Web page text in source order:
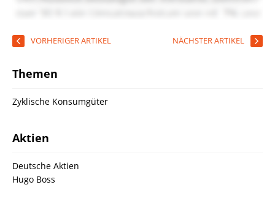
VORHERIGER ARTIKEL NÄCHSTER ARTIKEL
Themen
Zyklische Konsumgüter
Aktien
Deutsche Aktien
Hugo Boss